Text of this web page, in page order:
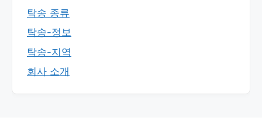
탁송 종류
탁송-정보
탁송-지역
회사 소개